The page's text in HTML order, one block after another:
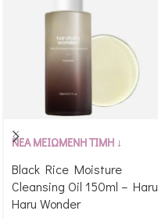
Αγόρασε & κέρδισε 223
ΝΕΑ ΜΕΙΩΜΕΝΗ ΤΙΜΗ ↓
Black Rice Moisture
Cleansing Oil 150ml – Haru
Haru Wonder